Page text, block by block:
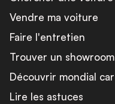
Vendre ma voiture
Faire l'entretien
Trouver un showroom
Découvrir mondial car
Lire les astuces